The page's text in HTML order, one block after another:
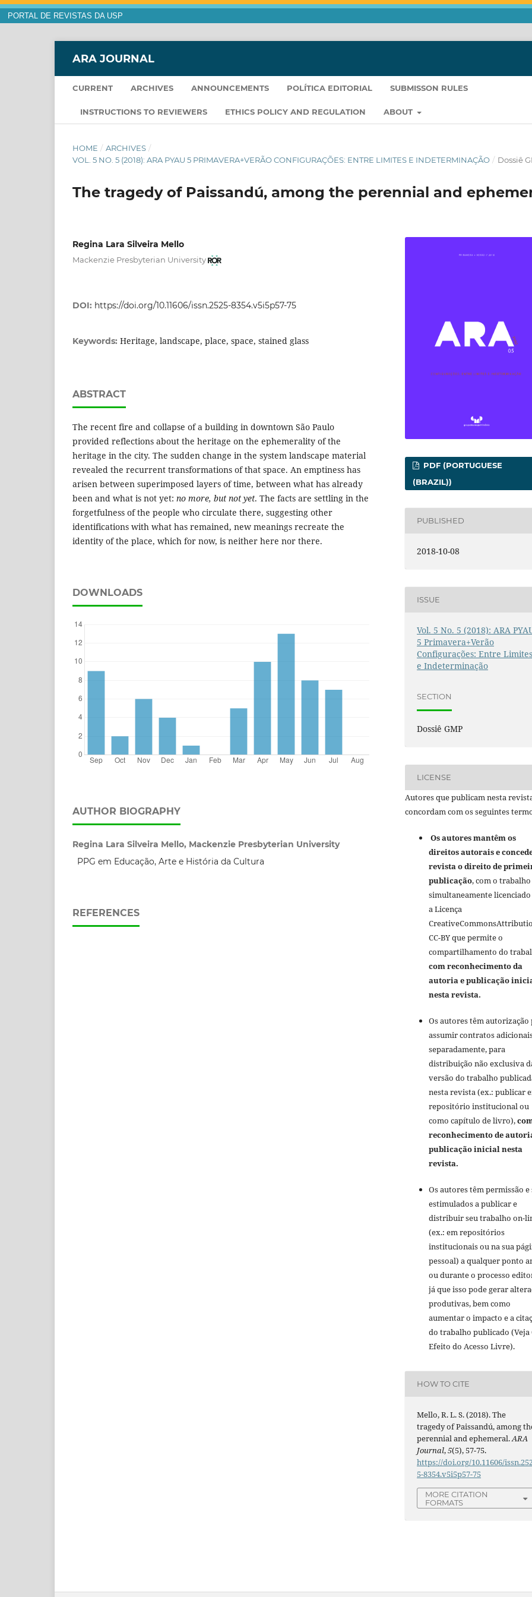
PORTAL DE REVISTAS DA USP
ARA JOURNAL
CURRENT ARCHIVES ANNOUNCEMENTS POLÍTICA EDITORIAL SUBMISSON RULES
INSTRUCTIONS TO REVIEWERS ETHICS POLICY AND REGULATION ABOUT
HOME / ARCHIVES /
VOL. 5 NO. 5 (2018): ARA PYAU 5 PRIMAVERA+VERÃO CONFIGURAÇÕES: ENTRE LIMITES E INDETERMINAÇÃO / Dossiê
The tragedy of Paissandú, among the perennial and
Regina Lara Silveira Mello
Mackenzie Presbyterian University
DOI: https://doi.org/10.11606/issn.2525-8354.v5i5p57-75
Keywords: Heritage, landscape, place, space, stained glass
ABSTRACT
The recent fire and collapse of a building in downtown São Paulo
provided reflections about the heritage on the ephemerality of the
heritage in the city. The sudden change in the system landscape material
revealed the recurrent transformations of that space. An emptiness has
arisen between superimposed layers of time, between what has already
been and what is not yet: no more, but not yet. The facts are settling in the
forgetfulness of the people who circulate there, suggesting other
identifications with what has remained, new meanings recreate the
identity of the place, which for now, is neither here nor there.
DOWNLOADS
AUTHOR BIOGRAPHY
Regina Lara Silveira Mello, Mackenzie Presbyterian University
PPG em Educação, Arte e História da Cultura
REFERENCES
PDF (PORTUGUESE
(BRAZIL))
PUBLISHED
2018-10-08
ISSUE
Vol. 5 No. 5 (2018): ARA
5 Primavera+Verão
Configurações: Entre Limites
e Indeterminação
SECTION
Dossiê GMP
LICENSE
Autores que publicam nesta
concordam com os seguintes
Os autores mantêm os
direitos autorais e
revista o direito de
publicação, com o trabalho
simultaneamente
a Licença
CC-BY que permite o
compartilhamento do
com reconhecimento da
autoria e publicação
nesta revista.
Os autores têm autorização
assumir contratos
separadamente, para
distribuição não exclusiva
versão do trabalho
nesta revista (ex.: publicar
repositório institucional ou
como capítulo de livro),
reconhecimento de
publicação inicial nesta
revista.
Os autores têm permissão e
estimulados a publicar e
distribuir seu trabalho on-
(ex.: em repositórios
institucionais ou na sua
pessoal) a qualquer ponto
ou durante o processo
já que isso pode gerar
produtivas, bem como
aumentar o impacto e a
do trabalho publicado (Veja
Efeito do Acesso Livre).
HOW TO CITE
Mello, R. L. S. (2018). The
tragedy of Paissandú, among
perennial and ephemeral.ARA
Journal,5(5), 57-75.
https://doi.org/10.11606/
5-8354.v5i5p57-75
MORE CITATION
FORMATS